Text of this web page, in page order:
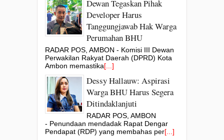
Dewan Tegaskan Pihak
Developer Harus
Tanggungjawab Hak Warga
Perumahan BHU
RADAR POS, AMBON - Komisi III Dewan
Perwakilan Rakyat Daerah (DPRD) Kota
Ambon memastika[...]
Dessy Hallauw: Aspirasi
Warga BHU Harus Segera
Ditindaklanjuti
RADAR POS, AMBON
- Penundaan mendadak Rapat Dengar
Pendapat (RDP) yang membahas per[...]